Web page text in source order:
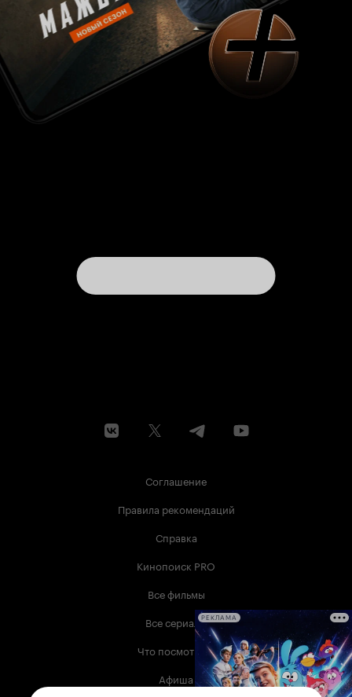
Соглашение
Правила рекомендаций
Справка
Кинопоиск PRO
Все фильмы
Все сериалы
Что посмотреть
Афиша
РЕКЛАМА